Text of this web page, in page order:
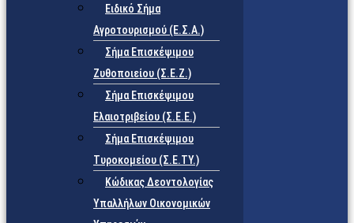
Ειδικό Σήμα
Αγροτουρισμού (Ε.Σ.Α.)
Σήμα Επισκέψιμου
Ζυθοποιείου (Σ.Ε.Ζ.)
Σήμα Επισκέψιμου
Ελαιοτριβείου (Σ.Ε.Ε.)
Σήμα Επισκέψιμου
Τυροκομείου (Σ.Ε.TY.)
Κώδικας Δεοντολογίας
Υπαλλήλων Οικονομικών